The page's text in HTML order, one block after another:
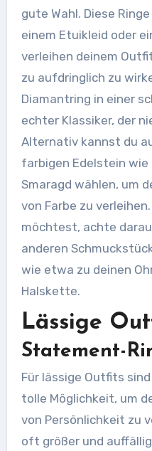
gute Wahl. Diese
einem Etuikleid oder
verleihen deinem
zu aufdringlich zu
Diamantring in einer
echter Klassiker, der
Alternativ kannst du
farbigen Edelstein wie
Smaragd wählen, um
von Farbe zu
möchtest, achte
anderen
wie etwa zu deinen
Halskette.
Lässige
Statement-
Für lässige Outfits
tolle Möglichkeit, um
von Persönlichkeit zu
oft größer und